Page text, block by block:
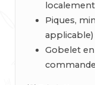
Piques,
Gobelet